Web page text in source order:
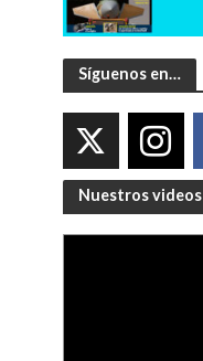
Síguenos en…
Nuestros videos